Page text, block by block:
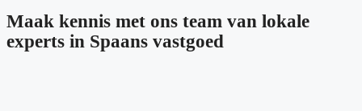
Maak kennis met ons team van lokale
experts in Spaans vastgoed